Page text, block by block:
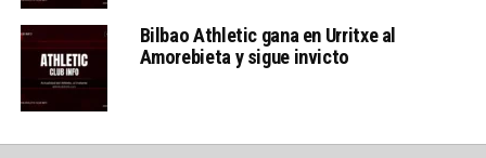
Bilbao Athletic gana en Urritxe al
Amorebieta y sigue invicto